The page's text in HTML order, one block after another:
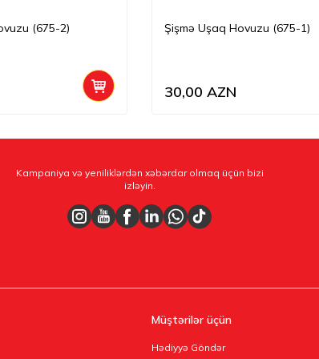
(675-2) Şişmə Uşaq Hovuzu (675-1)
30,00 AZN
Kampaniya və yeniliklərdən xəbərdar olmaq üçün bizi
izləyin.
Müştərilər üçün
Hədiyyə Göndər